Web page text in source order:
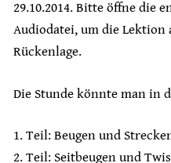
29.10.2014. Bitte öffne die
Audiodatei, um die
Rückenlage.
Die Stunde könnte man in
1. Teil: Beugen und
2. Teil: Seitbeugen und